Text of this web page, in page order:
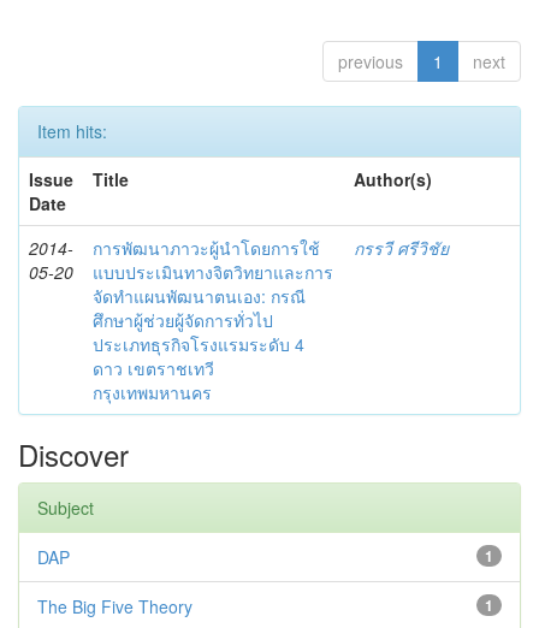
previous 1 next
Item hits:
Issue
Date
Title Author(s)
2014-
05-20
การพัฒนาภาวะผู้นำโดยการใช้
แบบประเมินทางจิตวิทยาและการ
จัดทำแผนพัฒนาตนเอง: กรณี
ศึกษาผู้ช่วยผู้จัดการทั่วไป
ประเภทธุรกิจโรงแรมระดับ 4
ดาว เขตราชเทวี
กรุงเทพมหานคร
กรรวี ศรีวิชัย
Discover
Subject
1
DAP
1
The Big Five Theory